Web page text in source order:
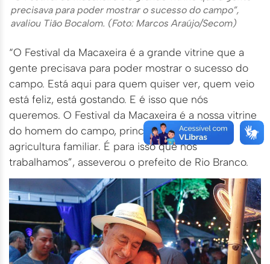
precisava para poder mostrar o sucesso do campo”,
avaliou Tião Bocalom. (Foto: Marcos Araújo/Secom)
“O Festival da Macaxeira é a grande vitrine que a
gente precisava para poder mostrar o sucesso do
campo. Está aqui para quem quiser ver, quem veio
está feliz, está gostando. E é isso que nós
queremos. O Festival da Macaxeira é a nossa vitrine
do homem do campo, principalmente da
agricultura familiar. É para isso que nós
trabalhamos”, asseverou o prefeito de Rio Branco.